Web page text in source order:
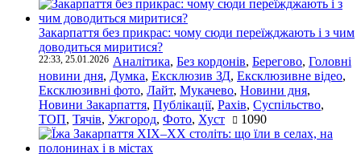
Закарпаття без прикрас: чому сюди переїжджають і з чим
доводиться миритися?
22:33, 25.01.2026 Аналітика, Без кордонів, Берегово, Головні
новини дня, Думка, Ексклюзив ЗД, Ексклюзивне відео,
Ексклюзивні фото, Лайт, Мукачево, Новини дня,
Новини Закарпаття, Публікації, Рахів, Суспільство,
ТОП, Тячів, Ужгород, Фото, Хуст 1090